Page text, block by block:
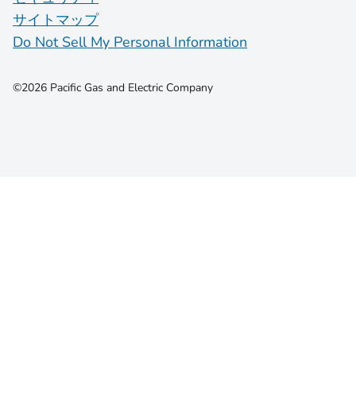
サイトマップ
Do Not Sell My Personal Information
©2026 Pacific Gas and Electric Company